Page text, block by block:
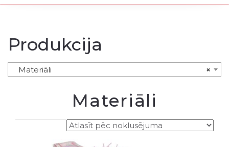
Produkcija
×
Materiāli
Materiāli